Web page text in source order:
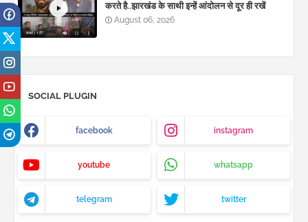
करते है..झारखंड के साथी इन्हें आंदोलन से दूर ही रखें
August 06, 2026
SOCIAL PLUGIN
facebook instagram
youtube whatsapp
telegram twitter